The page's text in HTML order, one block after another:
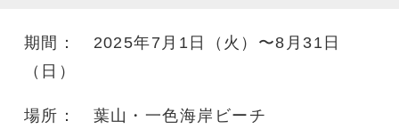
期間： 2025年7月1日（火）〜8月31日
（日）
場所： 葉山・一色海岸ビーチ